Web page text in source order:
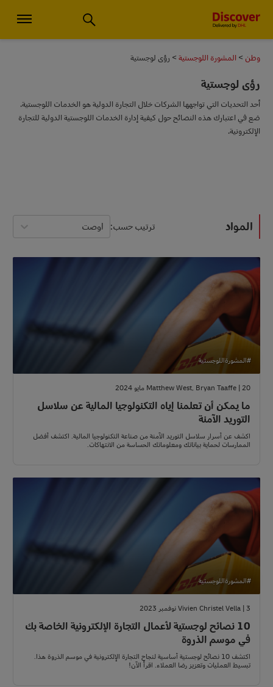
استشارات الأعمال الصغيرة والخدمات اللوجستية العالمية | اكتشف دي
وطن المشورة اللوجستية رؤى لوجستية
رؤى لوجستية
أحد التحديات التي تواجهها الشركات خلال التجارة الدولية هو الخدمات اللوجستية.
ضع في اعتبارك هذه النصائح حول كيفية إدارة الخدمات اللوجستية الدولية للتجارة
الإلكترونية.
المواد ترتيب حسب اوصت
#المشورةاللوجستية
Matthew West, Bryan Taaffe | 20 مايو 2024
ما يمكن أن تعلمنا إياه التكنولوجيا المالية عن سلاسل
التوريد الآمنة
اكشف عن أسرار سلاسل التوريد الآمنة من صناعة التكنولوجيا المالية. اكتشف أفضل
الممارسات لحماية بياناتك ومعلوماتك الحساسة من الانتهاكات.
#المشورةاللوجستية
Vivien Christel Vella | 3 نوفمبر 2023
10 نصائح لوجستية لأعمال التجارة الإلكترونية الخاصة بك
في موسم الذروة
اكتشف 10 نصائح لوجستية أساسية لنجاح التجارة الإلكترونية في موسم الذروة هذا.
تبسيط العمليات وتعزيز رضا العملاء. اقرأ الآن!